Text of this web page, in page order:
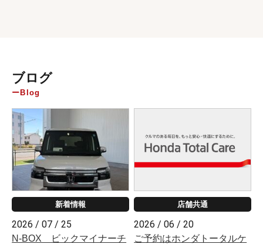
ブログ
Blog
新着情報
2026 / 07 / 25
N-BOX ビックマイナーチ
店舗共通
2026 / 06 / 20
ご予約はホンダトータルケ